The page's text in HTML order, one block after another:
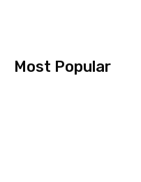
Most Popular